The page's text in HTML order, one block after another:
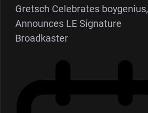
Gretsch Celebrates boygenius,
Announces LE Signature
Broadkaster